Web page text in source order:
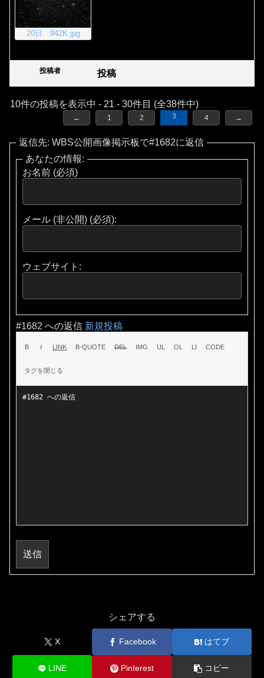
20日 942K.jpg
投稿者 投稿
10件の投稿を表示中 - 21 - 30件目 (全38件中)
← 1 2 3 4 →
返信先: WBS公開画像掲示板で#1682に返信
あなたの情報:
お名前 (必須)
メール (非公開) (必須):
ウェブサイト:
#1682 への返信 新規投稿
送信
シェアする
X Facebook はてブ
LINE Pinterest コピー